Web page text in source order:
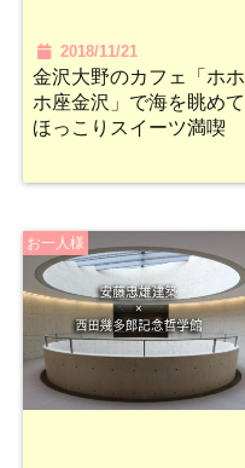
2018/11/21
金沢大野のカフェ「ホホ
ホ座金沢」で海を眺めて
ほっこりスイーツ満喫
お一人様